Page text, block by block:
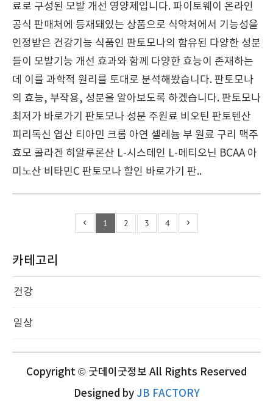
료로 구성된 모발 개선 영양제입니다. 파이토웨이 온라인
공식 판매처에 등재돼있는 상품으로 식약처에서 기능성을
인정받은 건강기능 식품인 판토모나의 함유된 다양한 성분
들이 모발기능 개선 효과와 함께 다양한 효능이 존재하는
데 이를 과학적 원리를 토대로 분석해봤습니다. 판토모나
의 효능, 부작용, 성분을 알아보도록 하겠습니다. 판토모나
최저가 바로가기 판토모나 성분 주원료 비오틴 판토텐산
피리독신 엽산 티아민 크롬 아연 셀레늄 부 원료 구리 맥주
효모 콜라겐 히알루론산 L-시스테인 L-메티오닌 BCAA 아
미노산 비타민C 판토모나 할인 바로가기 판..
1 2 3 4
카테고리
건강
일상
Copyright © 굿데이굿정보 All Rights Reserved
Designed by JB FACTORY